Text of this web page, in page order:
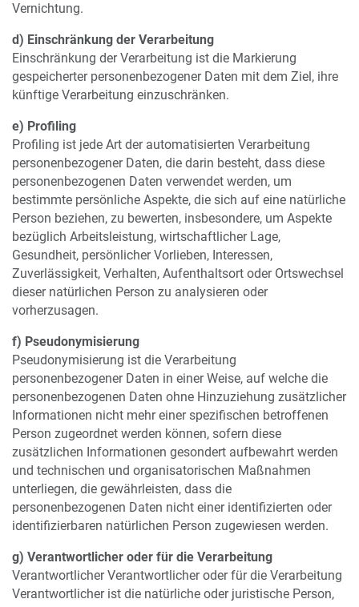
Vernichtung.
d) Einschränkung der Verarbeitung
Einschränkung der Verarbeitung ist die Markierung
gespeicherter personenbezogener Daten mit dem Ziel, ihre
künftige Verarbeitung einzuschränken.
e) Profiling
Profiling ist jede Art der automatisierten Verarbeitung
personenbezogener Daten, die darin besteht, dass diese
personenbezogenen Daten verwendet werden, um
bestimmte persönliche Aspekte, die sich auf eine natürliche
Person beziehen, zu bewerten, insbesondere, um Aspekte
bezüglich Arbeitsleistung, wirtschaftlicher Lage,
Gesundheit, persönlicher Vorlieben, Interessen,
Zuverlässigkeit, Verhalten, Aufenthaltsort oder Ortswechsel
dieser natürlichen Person zu analysieren oder
vorherzusagen.
f) Pseudonymisierung
Pseudonymisierung ist die Verarbeitung
personenbezogener Daten in einer Weise, auf welche die
personenbezogenen Daten ohne Hinzuziehung zusätzlicher
Informationen nicht mehr einer spezifischen betroffenen
Person zugeordnet werden können, sofern diese
zusätzlichen Informationen gesondert aufbewahrt werden
und technischen und organisatorischen Maßnahmen
unterliegen, die gewährleisten, dass die
personenbezogenen Daten nicht einer identifizierten oder
identifizierbaren natürlichen Person zugewiesen werden.
g) Verantwortlicher oder für die Verarbeitung
Verantwortlicher Verantwortlicher oder für die Verarbeitung
Verantwortlicher ist die natürliche oder juristische Person,